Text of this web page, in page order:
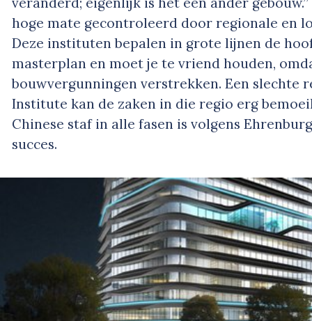
hoge mate gecontroleerd door regionale en
Deze instituten bepalen in grote lijnen de
masterplan en moet je te vriend houden,
bouwvergunningen verstrekken. Een slechte
Institute kan de zaken in die regio erg
Chinese staf in alle fasen is volgens
succes.